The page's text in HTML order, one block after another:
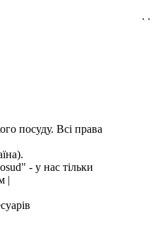
. .
посуду. Всі права
- у нас тільки
|